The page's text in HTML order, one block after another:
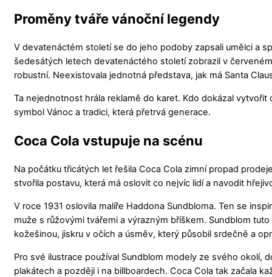
Proměny tváře vánoční legendy
V devatenáctém století se do jeho podoby zapsali umělci a
šedesátých letech devatenáctého století zobrazil v
robustní. Neexistovala jednotná představa, jak má Santa
Ta nejednotnost hrála reklamě do karet. Kdo dokázal
symbol Vánoc a tradici, která přetrvá generace.
Coca Cola vstupuje na scénu
Na počátku třicátých let řešila Coca Cola zimní propad
stvořila postavu, která má oslovit co nejvíc lidí a navodit
V roce 1931 oslovila malíře Haddona Sundbloma. Ten se
muže s růžovými tvářemi a výrazným bříškem. Sundblom
kožešinou, jiskru v očích a úsměv, který působil srdečně a
Pro své ilustrace používal Sundblom modely ze svého
plakátech a později i na billboardech. Coca Cola tak začala